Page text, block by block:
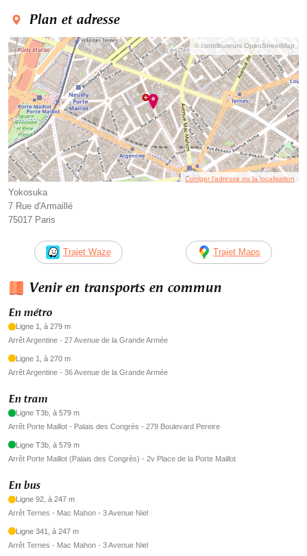
Plan et adresse
© contributeurs OpenStreetMap
Corriger l’adresse ou la localisation
Yokosuka
7 Rue d'Armaillé
75017 Paris
Trajet Waze Trajet Maps
Venir en transports en commun
En métro
Ligne 1, à 279 m
Arrêt Argentine - 27 Avenue de la Grande Armée
Ligne 1, à 270 m
Arrêt Argentine - 36 Avenue de la Grande Armée
En tram
Ligne T3b, à 579 m
Arrêt Porte Maillot - Palais des Congrès - 279 Boulevard Pereire
Ligne T3b, à 579 m
Arrêt Porte Maillot (Palais des Congrès) - 2v Place de la Porte Maillot
En bus
Ligne 92, à 247 m
Arrêt Ternes - Mac Mahon - 3 Avenue Niel
Ligne 341, à 247 m
Arrêt Ternes - Mac Mahon - 3 Avenue Niel